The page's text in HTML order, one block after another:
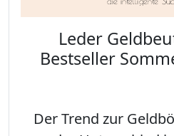
Leder
Bestseller
Der Trend zur